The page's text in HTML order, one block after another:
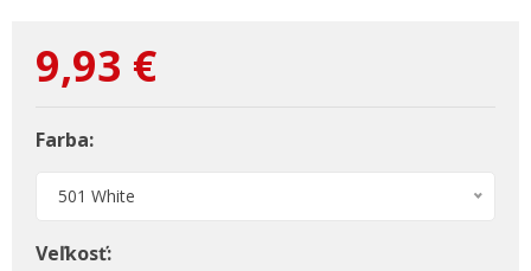
9,93 €
Farba:
501 White
Veľkosť: